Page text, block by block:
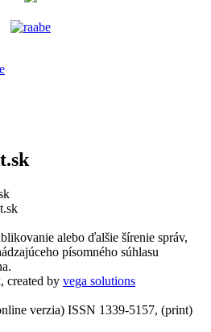
alebo ďalšie šírenie správ,
písomného súhlasu
created by vega solutions
verzia) ISSN 1339-5157, (print)